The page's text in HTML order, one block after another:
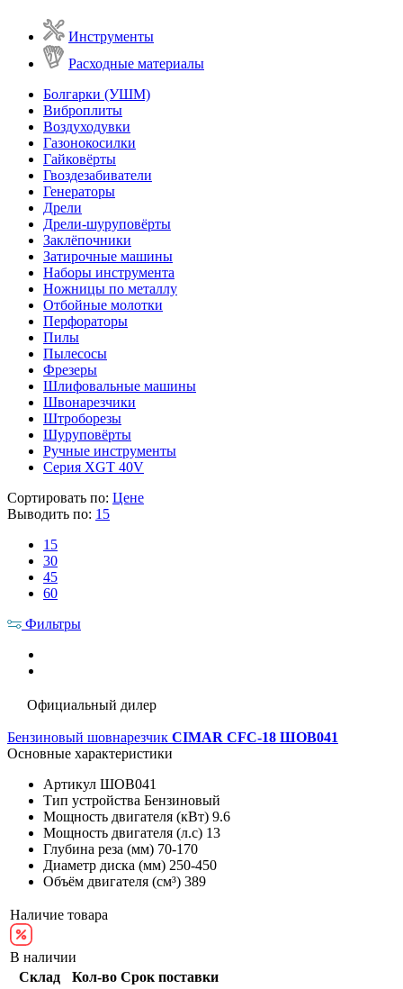
Инструменты
Расходные материалы
Болгарки (УШМ)
Виброплиты
Воздуходувки
Газонокосилки
Гайковёрты
Гвоздезабиватели
Генераторы
Дрели
Дрели-шуруповёрты
Заклёпочники
Затирочные машины
Наборы инструмента
Ножницы по металлу
Отбойные молотки
Перфораторы
Пилы
Пылесосы
Фрезеры
Шлифовальные машины
Швонарезчики
Штроборезы
Шуруповёрты
Ручные инструменты
Серия XGT 40V
Сортировать по: Цене
Выводить по: 15
15
30
45
60
Фильтры
Официальный дилер
Бензиновый шовнарезчик CIMAR CFC-18 ШОВ041
Основные характеристики
Артикул ШОВ041
Тип устройства Бензиновый
Мощность двигателя (кВт) 9.6
Мощность двигателя (л.с) 13
Глубина реза (мм) 70-170
Диаметр диска (мм) 250-450
Объём двигателя (см³) 389
Наличие товара
В наличии
Склад
Кол-во Срок поставки